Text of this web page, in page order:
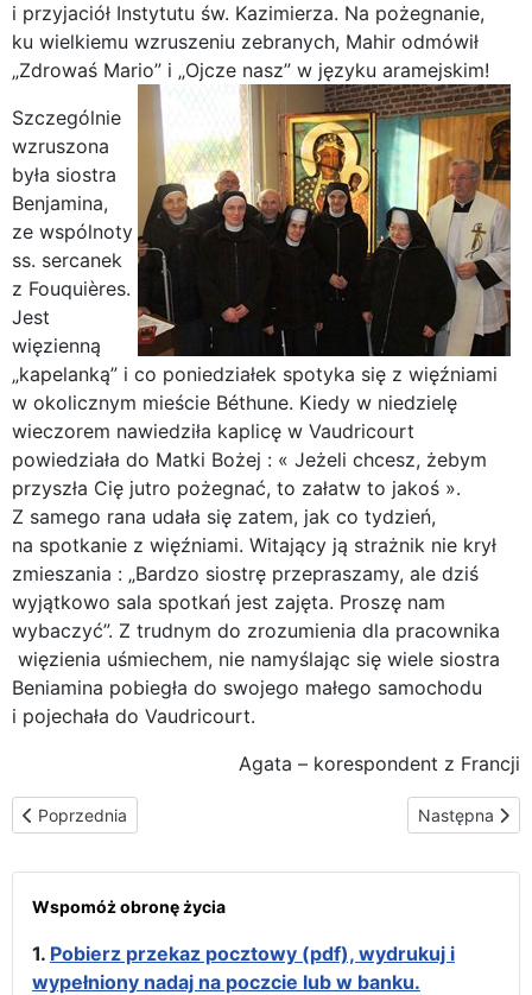
i przyjaciół Instytutu św. Kazimierza. Na pożegnanie,
ku wielkiemu wzruszeniu zebranych, Mahir odmówił
„Zdrowaś Mario” i „Ojcze nasz” w języku aramejskim!
Szczególnie
wzruszona
była siostra
Benjamina,
ze wspólnoty
ss. sercanek
z Fouquières.
Jest
więzienną
„kapelanką” i co poniedziałek spotyka się z więźniami
w okolicznym mieście Béthune. Kiedy w niedzielę
wieczorem nawiedziła kaplicę w Vaudricourt
powiedziała do Matki Bożej : « Jeżeli chcesz, żebym
przyszła Cię jutro pożegnać, to załatw to jakoś ».
Z samego rana udała się zatem, jak co tydzień,
na spotkanie z więźniami. Witający ją strażnik nie krył
zmieszania : „Bardzo siostrę przepraszamy, ale dziś
wyjątkowo sala spotkań jest zajęta. Proszę nam
wybaczyć”. Z trudnym do zrozumienia dla pracownika
więzienia uśmiechem, nie namyślając się wiele siostra
Beniamina pobiegła do swojego małego samochodu
i pojechała do Vaudricourt.
Agata – korespondent z Francji
Poprzednia strona: Ognisko Światła i Miłości Marty Robin w
Poprzednia Następna
Następna
Wspomóż obronę życia
1. Pobierz przekaz pocztowy (pdf), wydrukuj i
wypełniony nadaj na poczcie lub w banku.